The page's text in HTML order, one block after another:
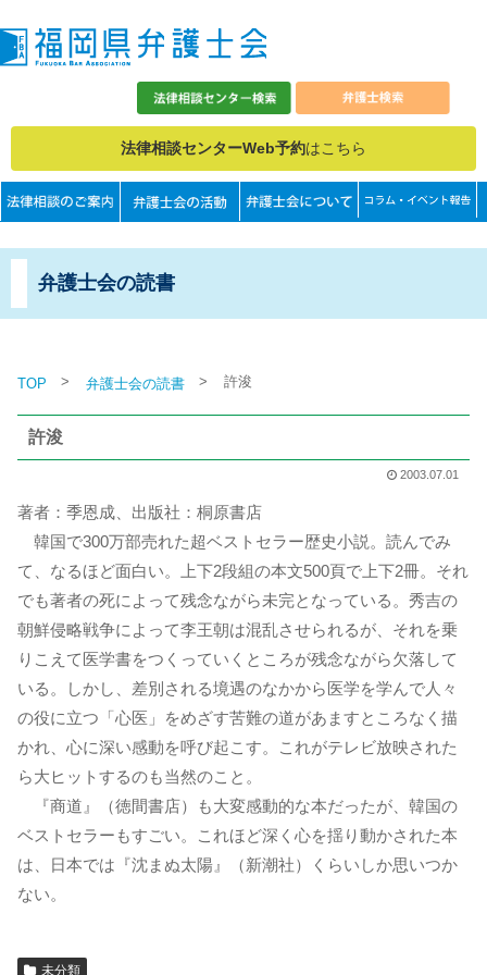
法律相談センターWeb予約はこちら
弁護士会の読書
TOP > 弁護士会の読書 > 許浚
許浚
2003.07.01
著者：季恩成、出版社：桐原書店
韓国で300万部売れた超ベストセラー歴史小説。読んでみ
て、なるほど面白い。上下2段組の本文500頁で上下2冊。それ
でも著者の死によって残念ながら未完となっている。秀吉の
朝鮮侵略戦争によって李王朝は混乱させられるが、それを乗
りこえて医学書をつくっていくところが残念ながら欠落して
いる。しかし、差別される境遇のなかから医学を学んで人々
の役に立つ「心医」をめざす苦難の道があますところなく描
かれ、心に深い感動を呼び起こす。これがテレビ放映された
ら大ヒットするのも当然のこと。
『商道』（徳間書店）も大変感動的な本だったが、韓国の
ベストセラーもすごい。これほど深く心を揺り動かされた本
は、日本では『沈まぬ太陽』（新潮社）くらいしか思いつか
ない。
未分類